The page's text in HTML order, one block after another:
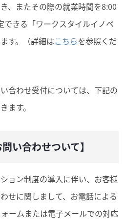
、またその際の就業時間を8:00
できる「ワークスタイルイノベ
す。（詳細はこちらを参照くだ
合わせ受付については、下記の
ます。
い合わせついて】
ョン制度の導入に伴い、お客様
せに関しまして、お電話による
ームまたは電子メールでの対応